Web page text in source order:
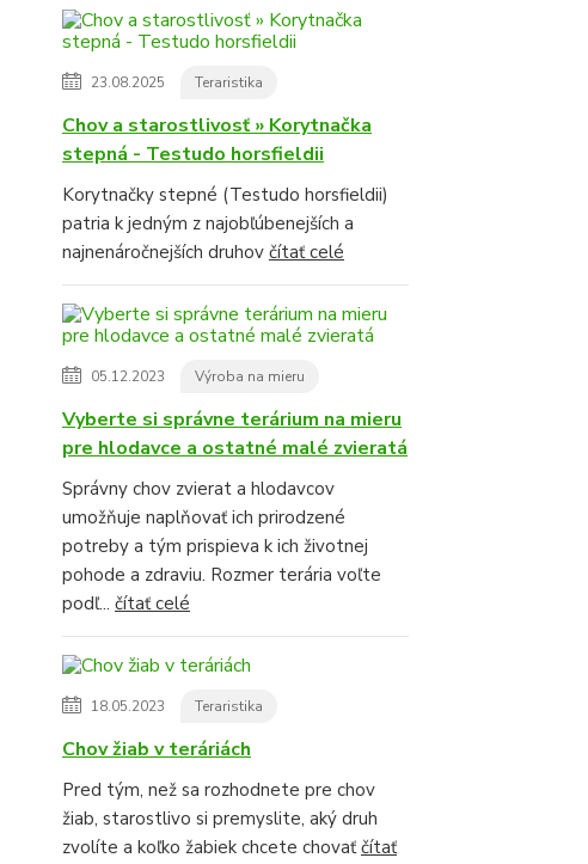
23.08.2025 Teraristika
Chov a starostlivosť » Korytnačka
stepná - Testudo horsfieldii
Korytnačky stepné (Testudo horsfieldii)
patria k jedným z najobľúbenejších a
najnenáročnejších druhov čítať celé
05.12.2023 Výroba na mieru
Vyberte si správne terárium na mieru
pre hlodavce a ostatné malé zvieratá
Správny chov zvierat a hlodavcov
umožňuje naplňovať ich prirodzené
potreby a tým prispieva k ich životnej
pohode a zdraviu. Rozmer terária voľte
podľ... čítať celé
18.05.2023 Teraristika
Chov žiab v teráriách
Pred tým, než sa rozhodnete pre chov
žiab, starostlivo si premyslite, aký druh
zvolíte a koľko žabiek chcete chovaťčítať